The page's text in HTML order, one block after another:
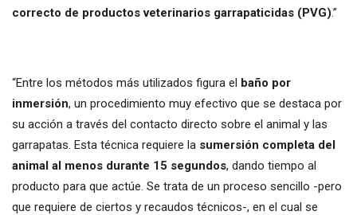
correcto de productos veterinarios garrapaticidas (PVG).”
“Entre los métodos más utilizados figura el baño por
inmersión, un procedimiento muy efectivo que se destaca por
su acción a través del contacto directo sobre el animal y las
garrapatas. Esta técnica requiere la sumersión completa del
animal al menos durante 15 segundos, dando tiempo al
producto para que actúe. Se trata de un proceso sencillo -pero
que requiere de ciertos y recaudos técnicos-, en el cual se